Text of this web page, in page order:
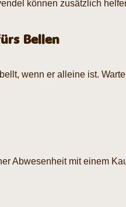
können zusätzlich
Bellen
wenn er alleine ist.
Abwesenheit mit einem